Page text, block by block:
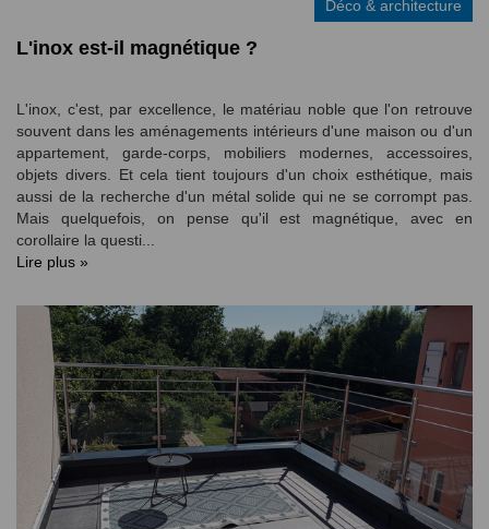
Déco & architecture
L'inox est-il magnétique ?
L'inox, c'est, par excellence, le matériau noble que l'on retrouve
souvent dans les aménagements intérieurs d'une maison ou d'un
appartement, garde-corps, mobiliers modernes, accessoires,
objets divers. Et cela tient toujours d'un choix esthétique, mais
aussi de la recherche d'un métal solide qui ne se corrompt pas.
Mais quelquefois, on pense qu'il est magnétique, avec en
corollaire la questi...
Lire plus »